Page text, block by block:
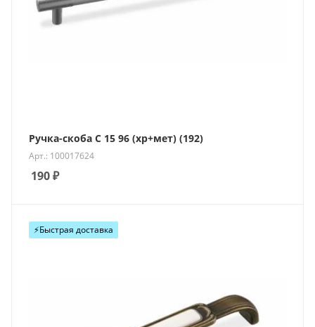
Ручка-скоба С 15 96 (хр+мет) (192)
Арт.: 100017624
190₽
⚡️Быстрая доставка